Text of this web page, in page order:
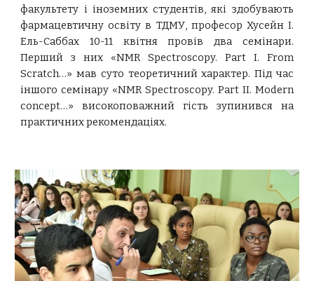
факультету і іноземних студентів, які здобувають
фармацевтичну освіту в ТДМУ, професор Хусейн І.
Ель-Саббах 10-11 квітня провів два семінари.
Перший з них «NMR Spectroscopy. Part I. From
Scratch…» мав суто теоретичний характер. Під час
іншого семінару «NMR Spectroscopy. Part II. Modern
concept…» високоповажний гість зупинився на
практичних рекомендаціях.